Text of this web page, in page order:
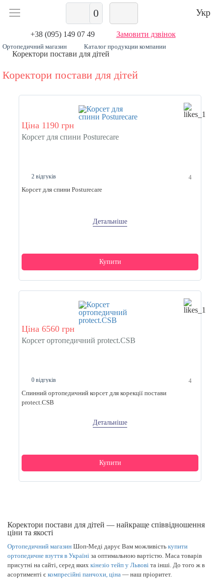
0 Укр
+38 (095) 149 07 49 Замовити дзвінок
Ортопедичний магазин Каталог продукции компании
Коректори постави для дітей
Коректори постави для дітей
Ціна 1190 грн
Корсет для спини Posturecare
2 відгуків 4
Корсет для спини Posturecare
Детальніше
Купити
Ціна 6560 грн
Корсет ортопедичний protect.CSB
0 відгуків 4
Спинний ортопедичний корсет для корекції постави
protect.CSB
Детальніше
Купити
Коректори постави для дітей — найкраще співвідношення
ціни та якості
Ортопедичний магазин Шоп-Меді дарує Вам можливість купити
ортопедичне взуття в Україні за оптимальною вартістю. Маса товарів
присутні на сайті, серед яких кінезіо тейп у Львові та інші. До того ж в
асортименті є компресійні панчохи, ціна — наш пріоритет.